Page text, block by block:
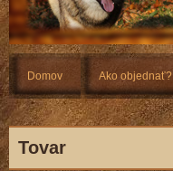
Domov Ako objednať?
Tovar